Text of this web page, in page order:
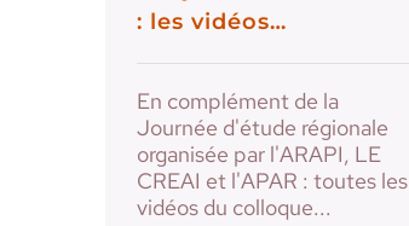
: les vidéos…
En complément de la
Journée d'étude régionale
organisée par l'ARAPI, LE
CREAI et l'APAR : toutes les
vidéos du colloque...